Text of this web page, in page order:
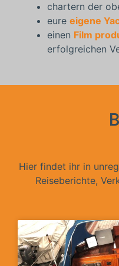
chartern der
eure eigene
einen Film
erfolgreichen
Hier findet ihr in
Reiseberichte,